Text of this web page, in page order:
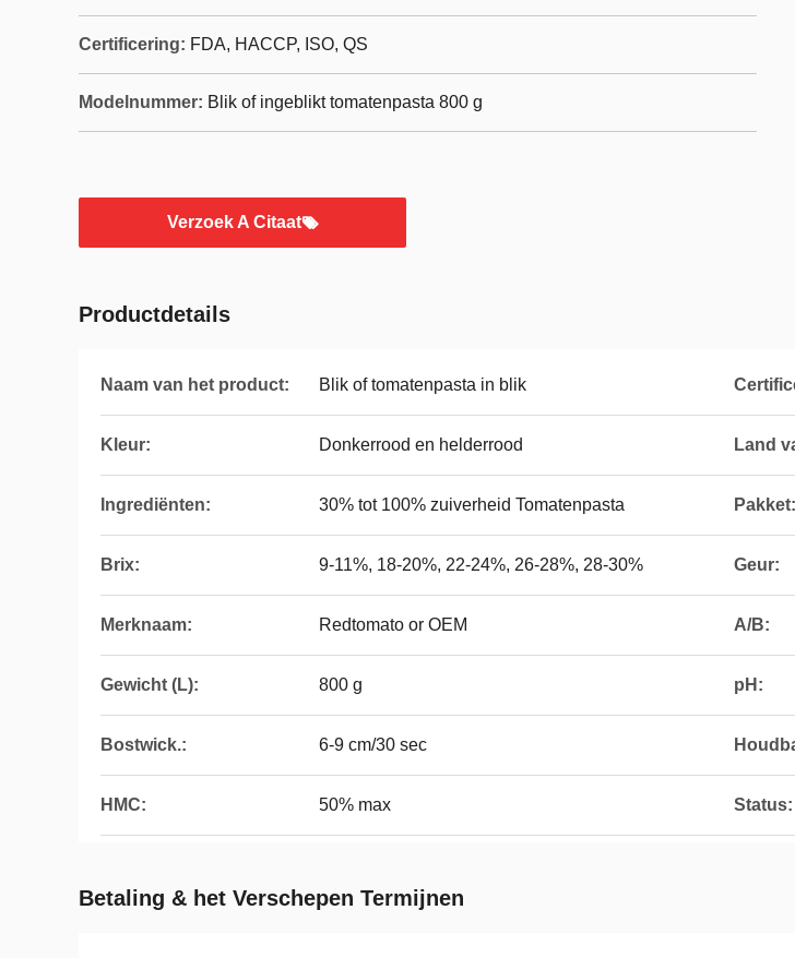
Certificering: FDA, HACCP, ISO, QS
Modelnummer: Blik of ingeblikt tomatenpasta 800 g
Verzoek A Citaat
Productdetails
Naam van het product: Blik of tomatenpasta in blik
Kleur: Donkerrood en helderrood Land
Ingrediënten: 30% tot 100% zuiverheid Tomatenpasta Pakket:
Brix: 9-11%, 18-20%, 22-24%, 26-28%, 28-30% Geur:
Merknaam: Redtomato or OEM A/B:
Gewicht (L): 800 g pH:
Bostwick.: 6-9 cm/30 sec
HMC: 50% max Status:
Betaling & het Verschepen Termijnen